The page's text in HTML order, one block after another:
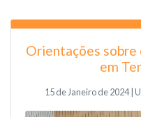
Orientações sobre
em
15 de Janeiro de 2024 |